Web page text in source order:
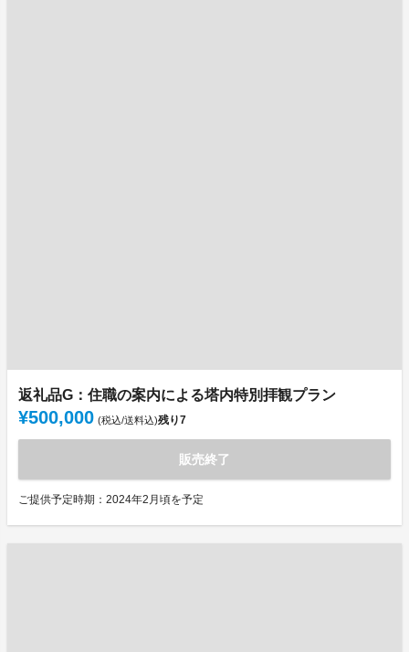
返礼品G：住職の案内による塔内特別拝観プラン
¥500,000 (税込/送料込)残り7
販売終了
ご提供予定時期：2024年2月頃を予定